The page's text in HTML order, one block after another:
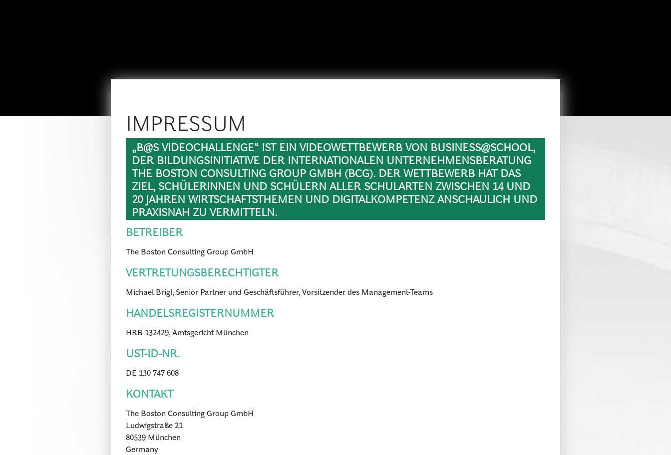
IMPRESSUM
„B@S VIDEOCHALLENGE“ IST EIN VIDEOWETTBEWERB VON BUSINESS@SCHOOL,
DER BILDUNGSINITIATIVE DER INTERNATIONALEN UNTERNEHMENSBERATUNG
THE BOSTON CONSULTING GROUP GMBH (BCG). DER WETTBEWERB HAT DAS
ZIEL, SCHÜLERINNEN UND SCHÜLERN ALLER SCHULARTEN ZWISCHEN 14 UND
20 JAHREN WIRTSCHAFTSTHEMEN UND DIGITALKOMPETENZ ANSCHAULICH UND
PRAXISNAH ZU VERMITTELN.
BETREIBER
The Boston Consulting Group GmbH
VERTRETUNGSBERECHTIGTER
Michael Brigl, Senior Partner und Geschäftsführer, Vorsitzender des Management-Teams
HANDELSREGISTERNUMMER
HRB 132429, Amtsgericht München
UST-ID-NR.
DE 130 747 608
KONTAKT
The Boston Consulting Group GmbH
Ludwigstraße 21
80539 München
Germany